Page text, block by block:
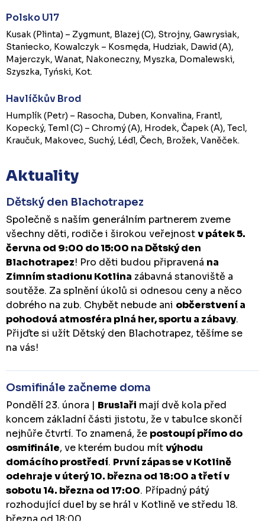
Polsko U17
Kusak (Plinta) – Zygmunt, Blazej (C), Strojny, Gawrysiak,
Staniecko, Kowalczyk – Kosmęda, Hudziak, Dawid (A),
Majerczyk, Wanat, Nakoneczny, Myszka, Domalewski,
Szyszka, Tyński, Kot.
Havlíčkův Brod
Humplík (Petr) – Rasocha, Duben, Konvalina, Frantl,
Kopecký, Teml (C) – Chromý (A), Hrodek, Čapek (A), Tecl,
Kraučuk, Makovec, Suchý, Lédl, Čech, Brožek, Vaněček.
Aktuality
Dětský den Blachotrapez
Společně s naším generálním partnerem zveme
všechny děti, rodiče i širokou veřejnostv pátek 5.
června od 9:00 do 15:00 na Dětský den
Blachotrapez! Pro děti budou připravená na
Zimním stadionu Kotlina zábavná stanoviště a
soutěže. Za splnění úkolů si odnesou ceny a něco
dobrého na zub. Chybět nebude ani občerstvení a
pohodová atmosféra plná her, sportu a zábavy.
Přijďte si užít Dětský den Blachotrapez, těšíme se
na vás!
Osmifinále začneme doma
Pondělí 23. února | Bruslaři mají dvě kola před
koncem základní části jistotu, že v tabulce skončí
nejhůře čtvrtí. To znamená, že postoupí přímo do
osmifinále, ve kterém budou mítvýhodu
domácího prostředí. První zápas se v Kotlině
odehraje v úterý 10. března od 18:00 a třetí v
sobotu 14. března od 17:00. Případný pátý
rozhodující duel by se hrál v Kotlině ve středu 18.
března od 18:00.